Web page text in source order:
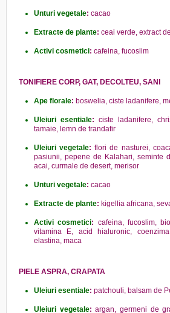
Unturi vegetale: cacao
Extracte de plante: ceai verde, extract
Activi cosmetici: cafeina, fucoslim
TONIFIERE CORP, GAT, DECOLTEU, SANI
Ape florale: boswelia, ciste ladanifere,
Uleiuri esentiale: ciste ladanifere,
tamaie, lemn de trandafir
Uleiuri vegetale: flori de nasturei,
pasiunii, pepene de Kalahari, seminte
acai, curmale de desert, merisor
Unturi vegetale: cacao
Extracte de plante: kigellia africana,
Activi cosmetici: cafeina, fucoslim,
vitamina E, acid hialuronic,
elastina, maca
PIELE ASPRA, CRAPATA
Uleiuri esentiale: patchouli, balsam de
Uleiuri vegetale: argan, germeni de